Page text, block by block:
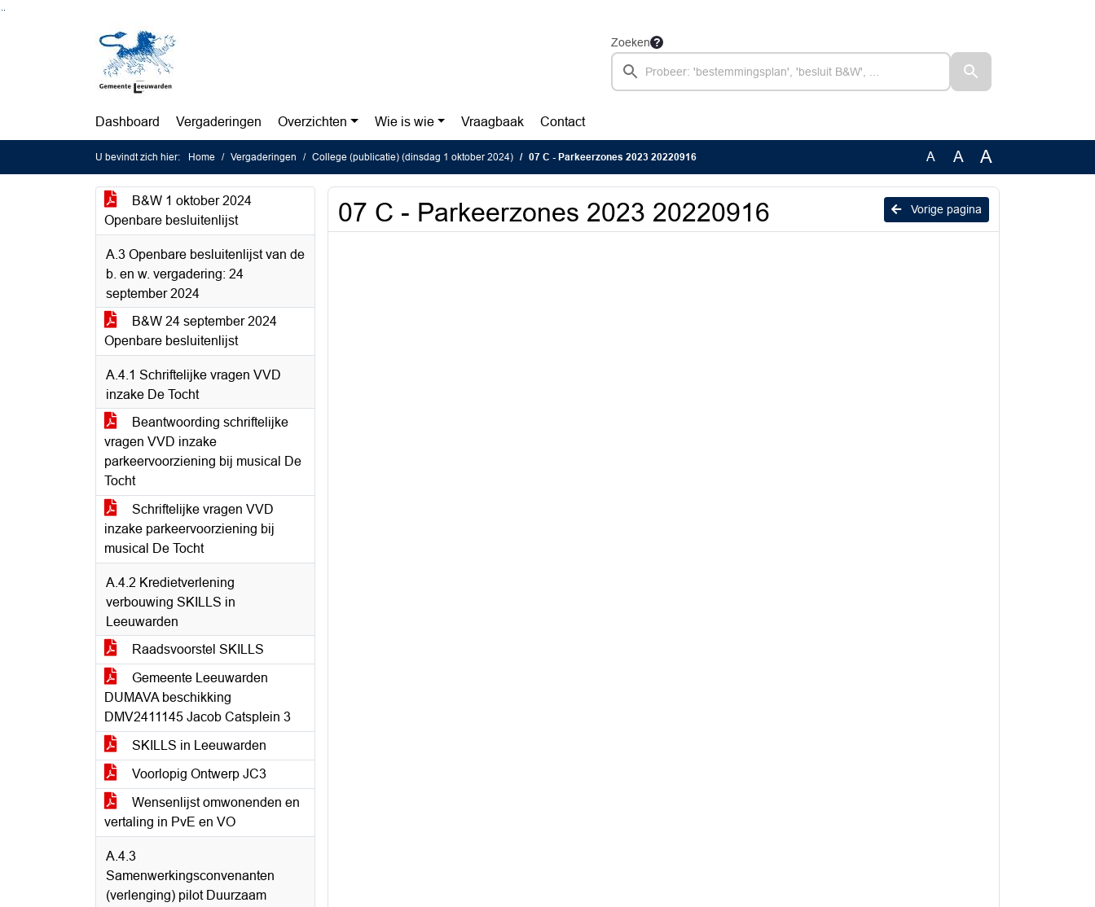
Zoeken
Dashboard Vergaderingen Overzichten Wie is wie Vraagbaak Contact
U bevindt zich hier: Home Vergaderingen College (publicatie) (dinsdag 1 oktober 2024) 07 C - Parkeerzones 2023 20220916 A A A
B&W 1 oktober 2024
Openbare besluitenlijst
A.3 Openbare besluitenlijst van de
b. en w. vergadering: 24
september 2024
B&W 24 september 2024
Openbare besluitenlijst
A.4.1 Schriftelijke vragen VVD
inzake De Tocht
Beantwoording schriftelijke
vragen VVD inzake
parkeervoorziening bij musical De
Tocht
Schriftelijke vragen VVD
inzake parkeervoorziening bij
musical De Tocht
A.4.2 Kredietverlening
verbouwing SKILLS in
Leeuwarden
Raadsvoorstel SKILLS
Gemeente Leeuwarden
DUMAVA beschikking
DMV2411145 Jacob Catsplein 3
SKILLS in Leeuwarden
Voorlopig Ontwerp JC3
Wensenlijst omwonenden en
vertaling in PvE en VO
A.4.3
Samenwerkingsconvenanten
(verlenging) pilot Duurzaam
Vorige pagina
07 C - Parkeerzones 2023 20220916